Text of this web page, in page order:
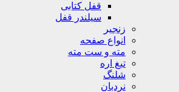
قفل کتابی
سیلندر قفل
زنجیر
انواع صفحه
مته و ست مته
تیغ اره
شلنگ
نردبان